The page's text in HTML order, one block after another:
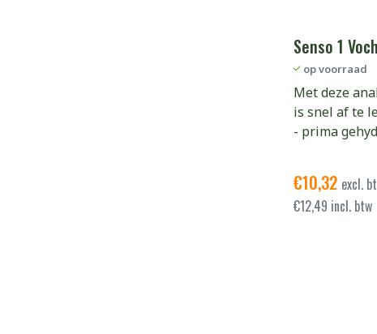
Senso 1
op voorraad
Met deze
is snel af te
- prima
€10,32 excl.
€12,49 incl. btw